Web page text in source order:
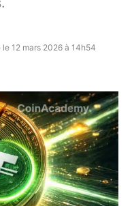
le 12 mars 2026 à 14h54